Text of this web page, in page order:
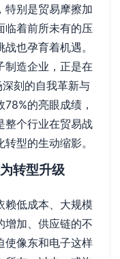
特别是贸易摩擦加
临着前所未有的压
也孕育着机遇。
制造企业，正是在
刻的自我革新与
的亮眼成绩，
整个行业在贸易战
型的生动缩影。
转型升级
赖低成本、大规模
增加、供应链的不
使像东和电子这样